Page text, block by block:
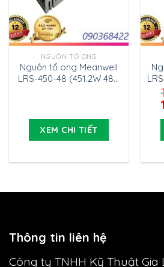
NGUỒN TỔ ONG
Nguồn tổ ong Meanwell
LRS-450-48 (451.2W 48V
XEM CHI TIẾT
Thông tin liên hệ
Công ty TNHH Kỹ Thuật Gia